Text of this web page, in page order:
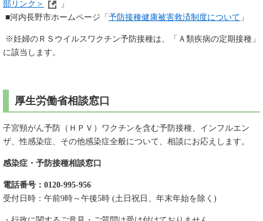
部リンク＞
」
■河内長野市ホームページ「 予防接種健康被害救済制度について 」
※妊婦のＲＳウイルスワクチン予防接種は、「Ａ類疾病の定期接種」
に該当します。
厚生労働省相談窓口
​子宮頸がん予防（ＨＰＶ）ワクチンを含む予防接種、インフルエン
ザ、性感染症、その他感染症全般について、相談にお応えします。
感染症・予防接種相談窓口
電話番号：0120-995-956
受付日時：午前9時～午後5時 (土日祝日、年末年始を除く)